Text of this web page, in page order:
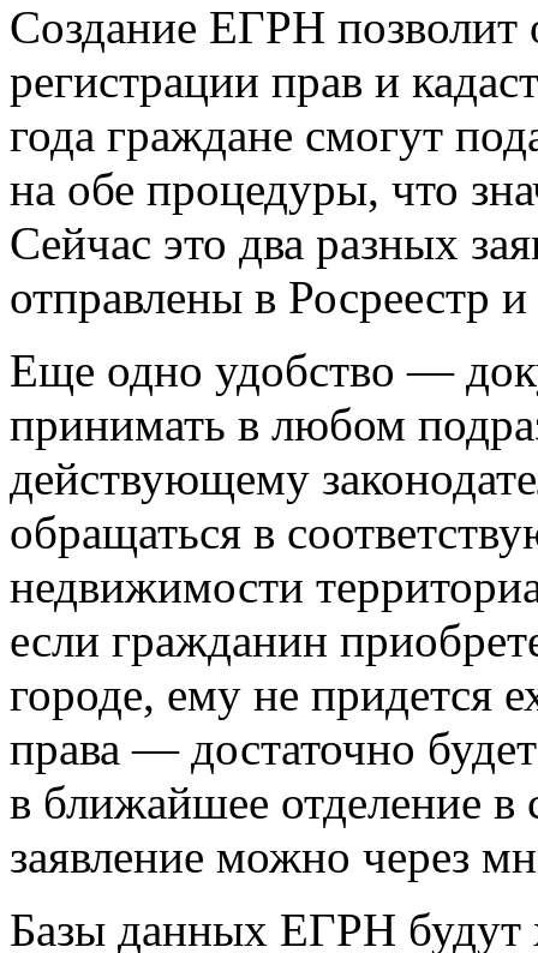
Создание ЕГРН позволит
регистрации прав и
года граждане смогут
на обе процедуры, что
Сейчас это два разных
отправлены в Росреестр
Еще одно удобство —
принимать в любом
действующему
обращаться в
недвижимости
если гражданин
городе, ему не придется
права — достаточно
в ближайшее отделение в
заявление можно через
Базы данных ЕГРН будут